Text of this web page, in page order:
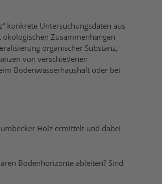
konkrete Untersuchungsdaten aus
Zusammenhängen
organischer Substanz,
von verschiedenen
Bodenwasserhaushalt oder bei
Holz ermittelt und dabei
Bodenhorizonte ableiten? Sind